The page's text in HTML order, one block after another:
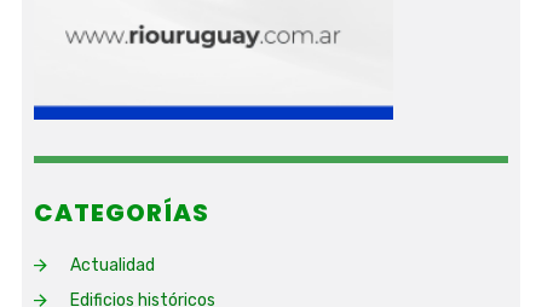
CATEGORÍAS
Actualidad
Edificios históricos